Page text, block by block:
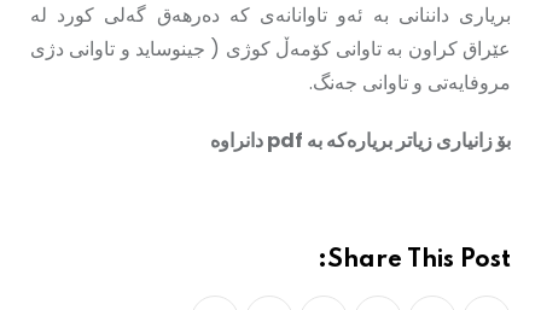
بریاری داننانی بە ئەو تاوانانەی که دەرهەق گەلی کورد له
عێراق كراون به تاوانی کۆمەڵ کوژی ( جینوساید و تاوانی دژی
مروفایەتی و تاوانی جەنگ.
بۆ زانیاری زیاتر بریارەکە بە pdf دانراوە
Share This Post: